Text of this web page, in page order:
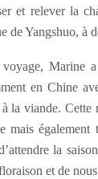
et relever la
de Yangshuo, à
Marine
en Chine
la viande. Cette
mais
la
et de